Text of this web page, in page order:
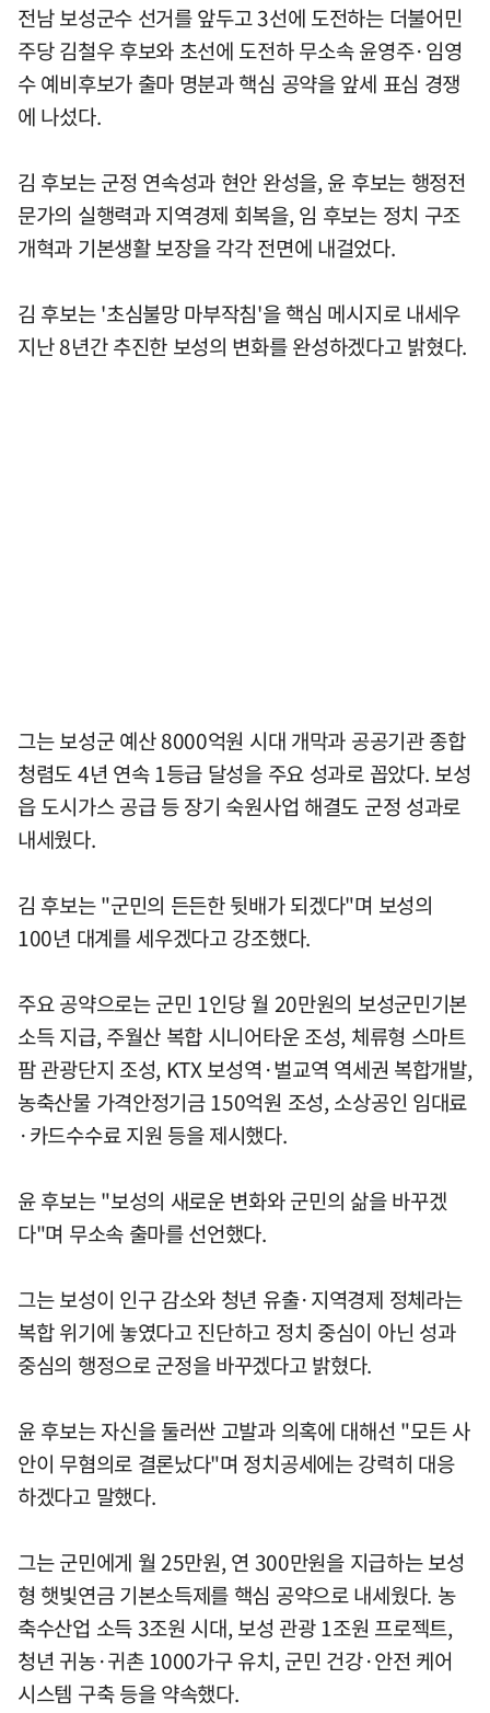
전남 보성군수 선거를 앞두고 3선에 도전하는 더불어민
주당 김철우 후보와 초선에 도전하 무소속 윤영주·임영
수 예비후보가 출마 명분과 핵심 공약을 앞세 표심 경쟁
에 나섰다.
김 후보는 군정 연속성과 현안 완성을, 윤 후보는 행정전
문가의 실행력과 지역경제 회복을, 임 후보는 정치 구조
개혁과 기본생활 보장을 각각 전면에 내걸었다.
김 후보는 '초심불망 마부작침'을 핵심 메시지로 내세우
지난 8년간 추진한 보성의 변화를 완성하겠다고 밝혔다.
그는 보성군 예산 8000억원 시대 개막과 공공기관 종합
청렴도 4년 연속 1등급 달성을 주요 성과로 꼽았다. 보성
읍 도시가스 공급 등 장기 숙원사업 해결도 군정 성과로
내세웠다.
김 후보는 "군민의 든든한 뒷배가 되겠다"며 보성의
100년 대계를 세우겠다고 강조했다.
주요 공약으로는 군민 1인당 월 20만원의 보성군민기본
소득 지급, 주월산 복합 시니어타운 조성, 체류형 스마트
팜 관광단지 조성, KTX 보성역·벌교역 역세권 복합개발,
농축산물 가격안정기금 150억원 조성, 소상공인 임대료
·카드수수료 지원 등을 제시했다.
윤 후보는 "보성의 새로운 변화와 군민의 삶을 바꾸겠
다"며 무소속 출마를 선언했다.
그는 보성이 인구 감소와 청년 유출·지역경제 정체라는
복합 위기에 놓였다고 진단하고 정치 중심이 아닌 성과
중심의 행정으로 군정을 바꾸겠다고 밝혔다.
윤 후보는 자신을 둘러싼 고발과 의혹에 대해선 "모든 사
안이 무혐의로 결론났다"며 정치공세에는 강력히 대응
하겠다고 말했다.
그는 군민에게 월 25만원, 연 300만원을 지급하는 보성
형 햇빛연금 기본소득제를 핵심 공약으로 내세웠다. 농
축수산업 소득 3조원 시대, 보성 관광 1조원 프로젝트,
청년 귀농·귀촌 1000가구 유치, 군민 건강·안전 케어
시스템 구축 등을 약속했다.